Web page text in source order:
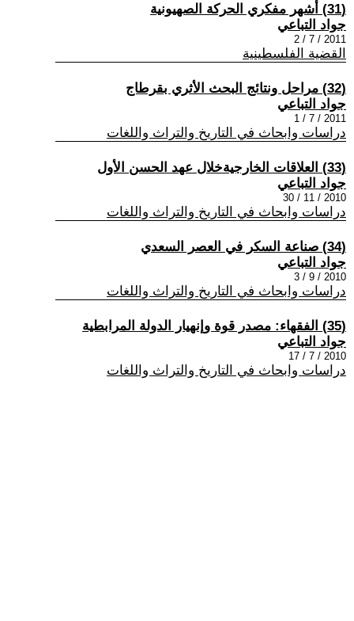
(31) أشهر مفكري الحركة الصهيونية
جواد التباعي
2011 / 7 / 2
القضية الفلسطينية
(32) مراحل ونتائج البحث الأثري بقرطاج
جواد التباعي
2011 / 7 / 1
دراسات وابحاث في التاريخ والتراث واللغات
(33) العلاقات الخارجيةخلال عهد الحسن الأول
جواد التباعي
2010 / 11 / 30
دراسات وابحاث في التاريخ والتراث واللغات
(34) صناعة السكر في العصر السعدي
جواد التباعي
2010 / 9 / 3
دراسات وابحاث في التاريخ والتراث واللغات
(35) الفقهاء: مصدر قوة وإنهيار الدولة المرابطية
جواد التباعي
2010 / 7 / 17
دراسات وابحاث في التاريخ والتراث واللغات